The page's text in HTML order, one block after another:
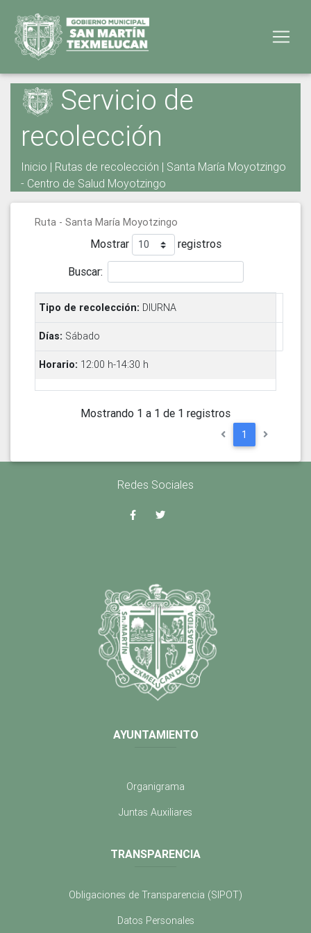
Servicio de
recolección
Inicio | Rutas de recolección | Santa María Moyotzingo
- Centro de Salud Moyotzingo
Ruta - Santa María Moyotzingo
Mostrar
registros
Buscar:
DIURNA
Sábado
12:00 h-14:30 h
Mostrando 1 a 1 de 1 registros
1
Redes Sociales
AYUNTAMIENTO
Organigrama
Juntas Auxiliares
TRANSPARENCIA
Obligaciones de Transparencia (SIPOT)
Datos Personales